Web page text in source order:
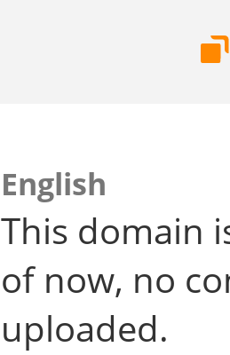
English
This domain
of now, no
uploaded.